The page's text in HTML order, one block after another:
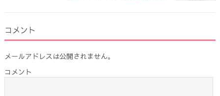
コメント
メールアドレスは公開されません。
コメント